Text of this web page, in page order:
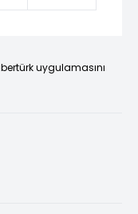
uygulamasını